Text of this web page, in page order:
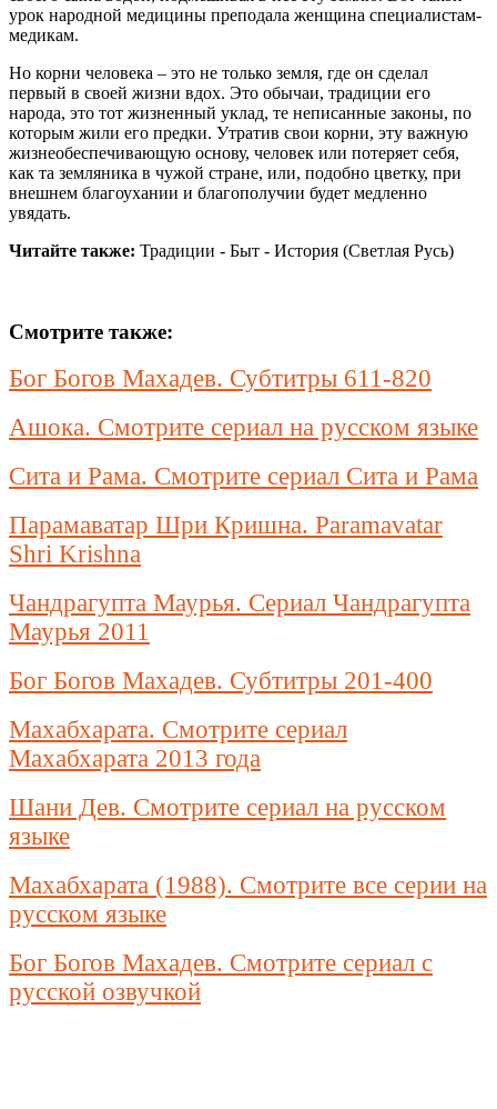
урок народной медицины преподала женщина специалистам-
медикам.
Но корни человека – это не только земля, где он сделал
первый в своей жизни вдох. Это обычаи, традиции его
народа, это тот жизненный уклад, те неписанные законы, по
которым жили его предки. Утратив свои корни, эту важную
жизнеобеспечивающую основу, человек или потеряет себя,
как та земляника в чужой стране, или, подобно цветку, при
внешнем благоухании и благополучии будет медленно
увядать.
Читайте также: Традиции - Быт - История (Светлая Русь)
Смотрите также:
Бог Богов Махадев. Субтитры 611-820
Ашока. Смотрите сериал на русском языке
Сита и Рама. Смотрите сериал Сита и Рама
Парамаватар Шри Кришна. Paramavatar
Shri Krishna
Чандрагупта Маурья. Сериал Чандрагупта
Маурья 2011
Бог Богов Махадев. Субтитры 201-400
Махабхарата. Смотрите сериал
Махабхарата 2013 года
Шани Дев. Смотрите сериал на русском
языке
Махабхарата (1988). Смотрите все серии на
русском языке
Бог Богов Махадев. Смотрите сериал с
русской озвучкой